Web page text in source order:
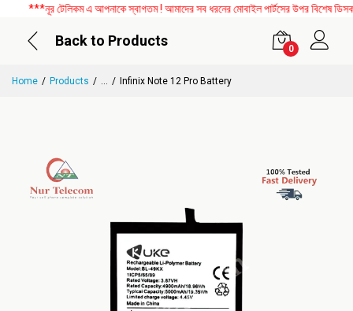
***নূর টেলিকম এ আপনাকে স্বাগতম ! আমাদের সব ধরনের মোবাইল পার্টসের উপর বিশেষ
Back to Products
0
Home Products ... Infinix Note 12 Pro Battery